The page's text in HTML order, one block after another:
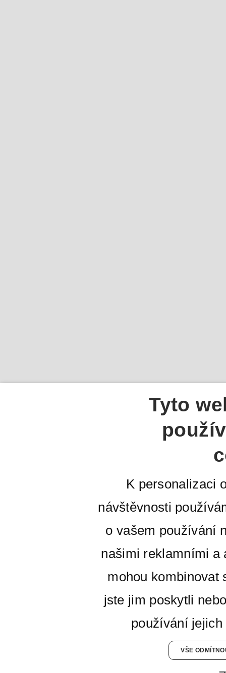
Tyto
K personalizaci
návštěvnosti
o vašem používání
našimi reklamními a
mohou kombinovat
jste jim poskytli
používání
VŠE